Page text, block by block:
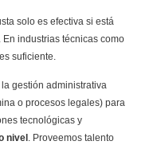
solo es efectiva si está
industrias técnicas como
suficiente.
gestión administrativa
o procesos legales) para
tecnológicas y
nivel . Proveemos talento